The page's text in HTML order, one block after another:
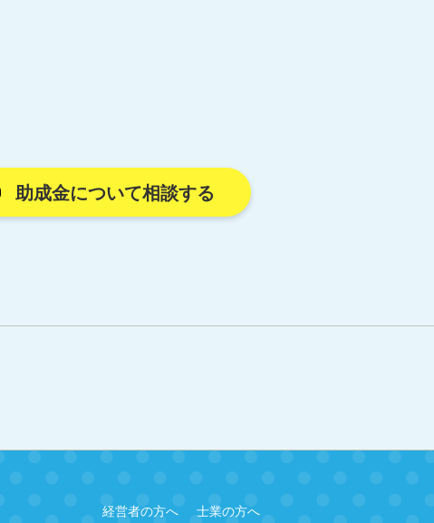
助成金について相談する
経営者の方へ 士業の方へ